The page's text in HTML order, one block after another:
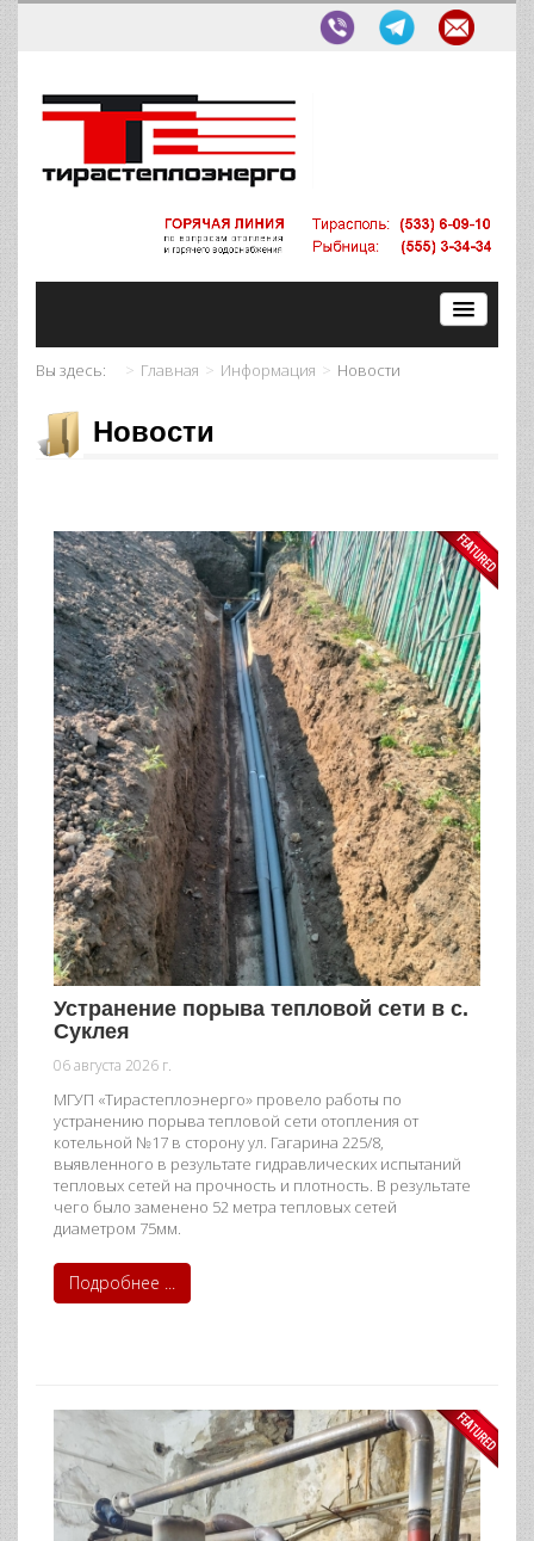
Вы здесь: Главная Информация Новости
Новости
Устранение порыва тепловой сети в с.
Суклея
06 августа 2026 г.
МГУП «Тирастеплоэнерго» провело работы по
устранению порыва тепловой сети отопления от
котельной №17 в сторону ул. Гагарина 225/8,
выявленного в результате гидравлических испытаний
тепловых сетей на прочность и плотность. В результате
чего было заменено 52 метра тепловых сетей
диаметром 75мм.
Подробнее ...